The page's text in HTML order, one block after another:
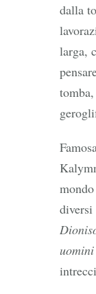
dalla
larga,